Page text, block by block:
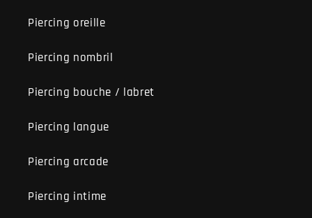
Piercing oreille
Piercing nombril
Piercing bouche / labret
Piercing langue
Piercing arcade
Piercing intime